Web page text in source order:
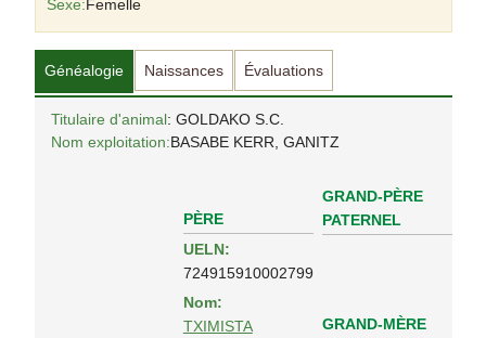
Sexe:Femelle
Généalogie Naissances Évaluations
Titulaire d'animal: GOLDAKO S.C.
Nom exploitation:BASABE KERR, GANITZ
PÈRE
UELN:
724915910002799
Nom:
TXIMISTA
GRAND-PÈRE
PATERNEL
GRAND-MÈRE